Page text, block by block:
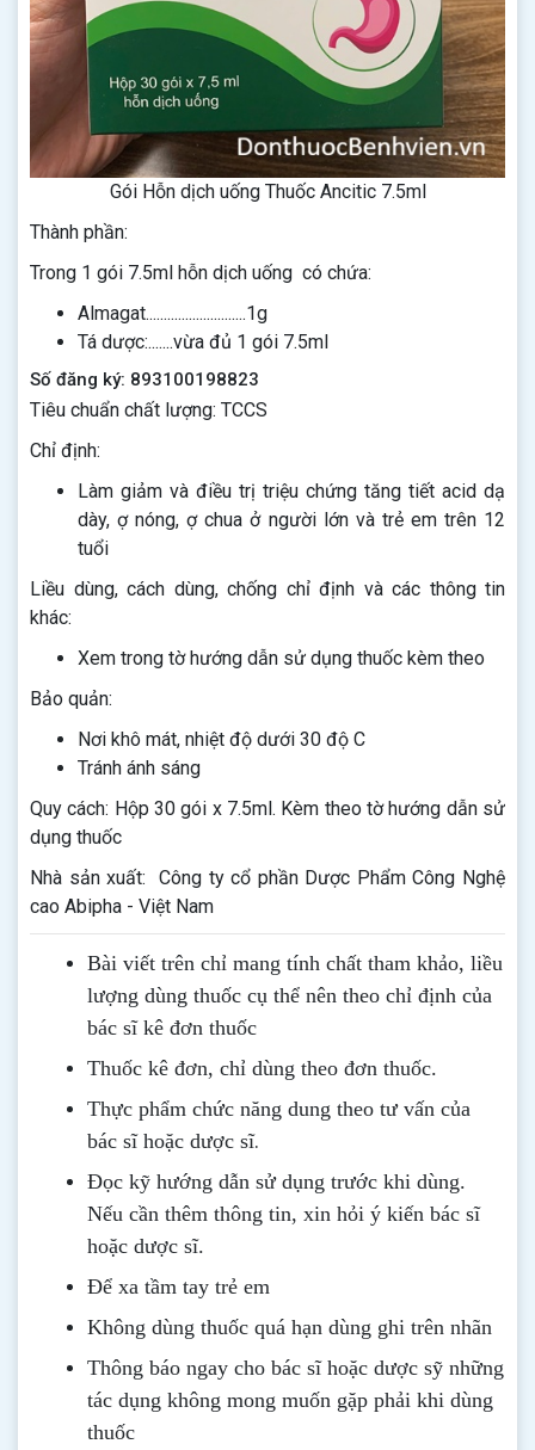
Gói Hỗn dịch uống Thuốc Ancitic 7.5ml
Thành phần:
Trong 1 gói 7.5ml hỗn dịch uống có chứa:
Almagat............................1g
Tá dược:.......vừa đủ 1 gói 7.5ml
Số đăng ký: 893100198823
Tiêu chuẩn chất lượng: TCCS
Chỉ định:
Làm giảm và điều trị triệu chứng tăng tiết acid dạ
dày, ợ nóng, ợ chua ở người lớn và trẻ em trên 12
tuổi
Liều dùng, cách dùng, chống chỉ định và các thông tin
khác:
Xem trong tờ hướng dẫn sử dụng thuốc kèm theo
Bảo quản:
Nơi khô mát, nhiệt độ dưới 30 độ C
Tránh ánh sáng
Quy cách: Hộp 30 gói x 7.5ml. Kèm theo tờ hướng dẫn sử
dụng thuốc
Nhà sản xuất: Công ty cổ phần Dược Phẩm Công Nghệ
cao Abipha - Việt Nam
Bài viết trên chỉ mang tính chất tham khảo, liều
lượng dùng thuốc cụ thể nên theo chỉ định của
bác sĩ kê đơn thuốc
Thuốc kê đơn, chỉ dùng theo đơn thuốc.
Thực phẩm chức năng dung theo tư vấn của
bác sĩ hoặc dược sĩ.
Đọc kỹ hướng dẫn sử dụng trước khi dùng.
Nếu cần thêm thông tin, xin hỏi ý kiến bác sĩ
hoặc dược sĩ.
Để xa tầm tay trẻ em
Không dùng thuốc quá hạn dùng ghi trên nhãn
Thông báo ngay cho bác sĩ hoặc dược sỹ những
tác dụng không mong muốn gặp phải khi dùng
thuốc